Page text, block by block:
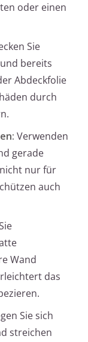
oder einen
Sie
bereits
Abdeckfolie
durch
Verwenden
gerade
nur für
auch
Wand
das
Sie sich
streichen